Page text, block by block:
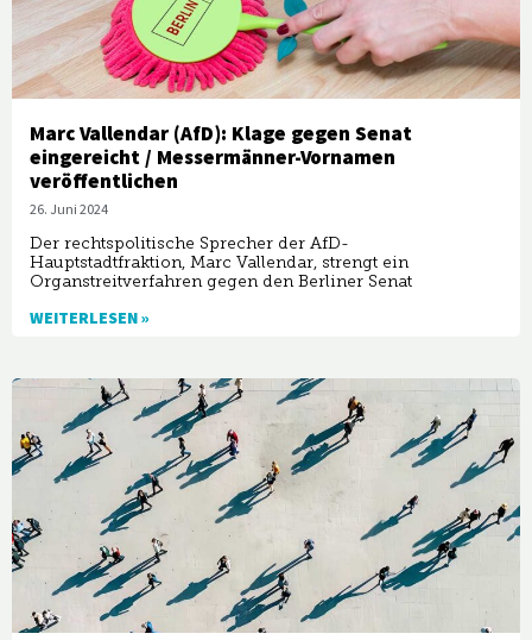
Marc Vallendar (AfD): Klage gegen Senat
eingereicht / Messermänner-Vornamen
veröffentlichen
26. Juni 2024
Der rechtspolitische Sprecher der AfD-
Hauptstadtfraktion, Marc Vallendar, strengt ein
Organstreitverfahren gegen den Berliner Senat
WEITERLESEN »